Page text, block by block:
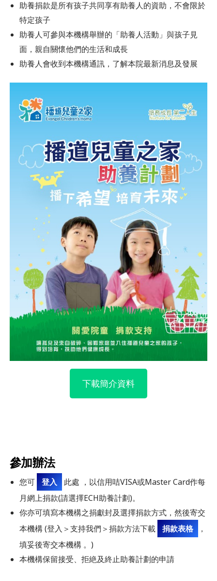
助養捐款是所有孩子共同享有助養人的資助，不會限於
特定孩子
助養人可參與本機構舉辦的「助養人活動」與孩子見
面，親自關懷他們的生活和成長
助養人會收到本機構通訊，了解本院最新消息及發展
下載簡介資料
參加辦法
您可 登入
此處 ，以信用咭VISA或Master Card作每
月網上捐款(請選擇ECH助養計劃)。
你亦可填寫本機構之捐獻封及選擇捐款方式，然後寄交
本機構 (登入＞支持我們＞捐款方法下載
捐款表格
，
填妥後寄交本機構 。)
本機構保留接受、拒絶及終止助養計劃的申請